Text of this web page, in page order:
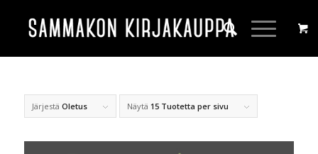
Järjestä Oletus Näytä 15 Tuotetta per sivu